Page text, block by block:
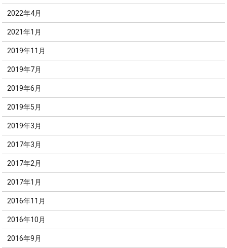
2022年4月
2021年1月
2019年11月
2019年7月
2019年6月
2019年5月
2019年3月
2017年3月
2017年2月
2017年1月
2016年11月
2016年10月
2016年9月